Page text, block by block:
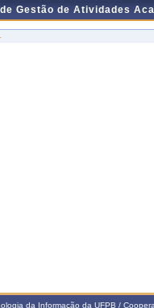
Gestão de Atividades
da Informação da UFPB /